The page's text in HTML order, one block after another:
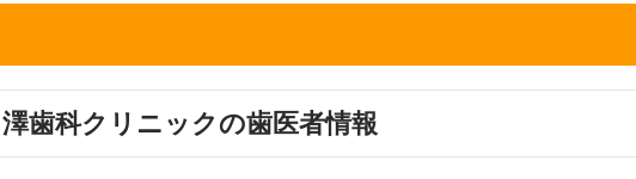
歯科クリニックの歯医者情報